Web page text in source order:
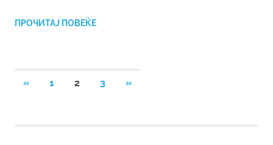
ПРОЧИТАЈ ПОВЕЌЕ
Posts
«PREVIOUS
1 2 3
NEXT
»